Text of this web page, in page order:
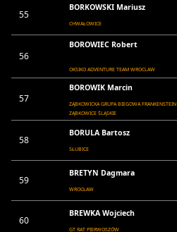
55
BORKOWSKI Mariusz
CHWAŁOWICE
56
BOROWIEC Robert
OKSIKO ADVENTURE TEAM WROCLAW
57
BOROWIK Marcin
ZĄBKOWICKA GRUPA BIEGOWA FRANKENSTEIN
ZĄBKOWICE ŚLĄSKIE
58
BORULA Bartosz
SŁUBICE
59
BRETYN Dagmara
WROCŁAW
60
BREWKA Wojciech
GT RAT PIERWOSZÓW